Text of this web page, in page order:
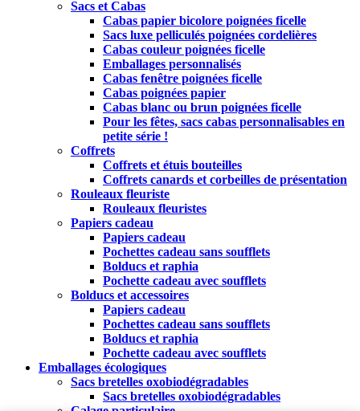
Sacs et Cabas
Cabas papier bicolore poignées ficelle
Sacs luxe pelliculés poignées cordelières
Cabas couleur poignées ficelle
Emballages personnalisés
Cabas fenêtre poignées ficelle
Cabas poignées papier
Cabas blanc ou brun poignées ficelle
Pour les fêtes, sacs cabas personnalisables en
petite série !
Coffrets
Coffrets et étuis bouteilles
Coffrets canards et corbeilles de présentation
Rouleaux fleuriste
Rouleaux fleuristes
Papiers cadeau
Papiers cadeau
Pochettes cadeau sans soufflets
Bolducs et raphia
Pochette cadeau avec soufflets
Bolducs et accessoires
Papiers cadeau
Pochettes cadeau sans soufflets
Bolducs et raphia
Pochette cadeau avec soufflets
Emballages écologiques
Sacs bretelles oxobiodégradables
Sacs bretelles oxobiodégradables